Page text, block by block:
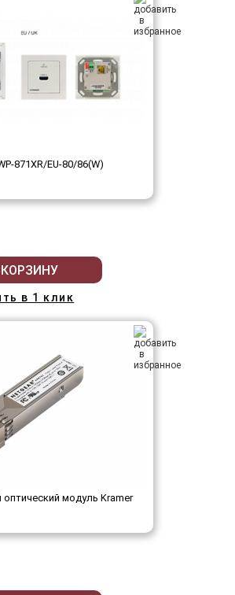
871XR/EU-80/86(W)
в 1 клик
модуль Kramer